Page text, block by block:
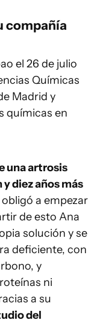
compañía
el 26 de julio
Químicas
Madrid y
químicas en
una artrosis
diez años más
obligó a empezar
de esto Ana
solución y se
deficiente, con
y
ni
a su
del